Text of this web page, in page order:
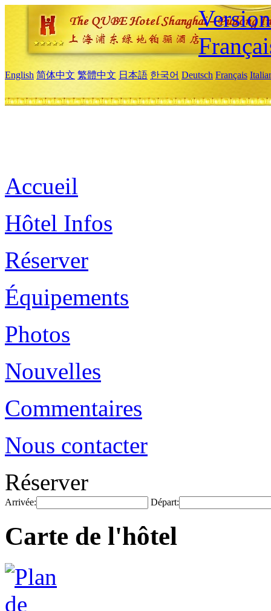
English 简体中文 繁體中文 日本語 한국어 Deutsch Français
Accueil
Hôtel Infos
Réserver
Équipements
Photos
Nouvelles
Commentaires
Nous contacter
Réserver
Arrivée: Départ:
Carte de l'hôtel